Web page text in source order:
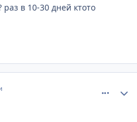
раз в 10-30 дней ктото